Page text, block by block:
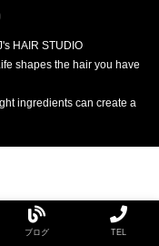
HAIR STUDIO
shapes the hair you have
ingredients can create a
ブログ TEL